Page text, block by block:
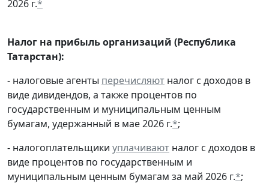
2026 г.*
Налог на прибыль организаций (Республика
Татарстан):
- налоговые агенты перечисляют налог с доходов в
виде дивидендов, а также процентов по
государственным и муниципальным ценным
бумагам, удержанный в мае 2026 г.*;
- налогоплательщики уплачивают налог с доходов в
виде процентов по государственным и
муниципальным ценным бумагам за май 2026 г.*;